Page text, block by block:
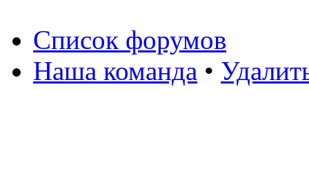
Список форумов
Наша команда •